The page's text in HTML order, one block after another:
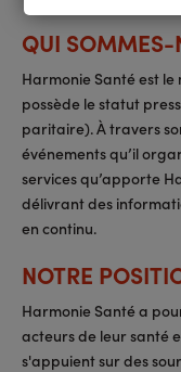
QUI SOMMES-
Harmonie Santé est le
possède le statut
paritaire). À travers
événements qu’il
services qu’apporte
délivrant des
en continu.
NOTRE
Harmonie Santé a
acteurs de leur santé
s'appuient sur des